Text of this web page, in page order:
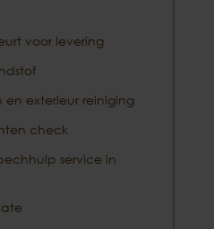
voor levering
en exterieur reiniging
check
service in